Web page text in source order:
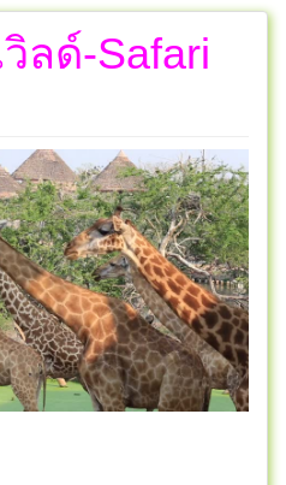
ลด์-Safari